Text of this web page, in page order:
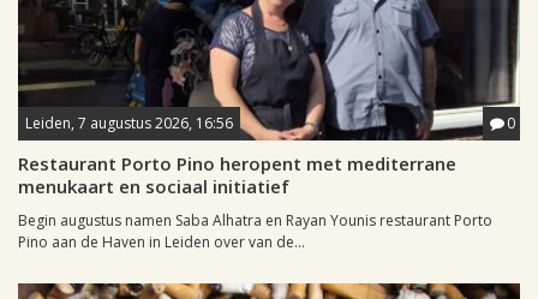
Leiden, 7 augustus 2026, 16:56 0
Restaurant Porto Pino heropent met mediterrane
menukaart en sociaal initiatief
Begin augustus namen Saba Alhatra en Rayan Younis restaurant Porto
Pino aan de Haven in Leiden over van de...